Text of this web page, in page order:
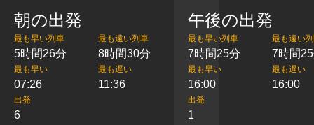
朝の出発
最も早い列車
5時間26分
最も遠い列車
8時間30分
最も早い
07:26
最も遅い
11:36
出発
6
午後の出発
最も早い列車
7時間25分
最も遠い
7時間
最も早い
16:00
最も遅い
16:00
出発
1